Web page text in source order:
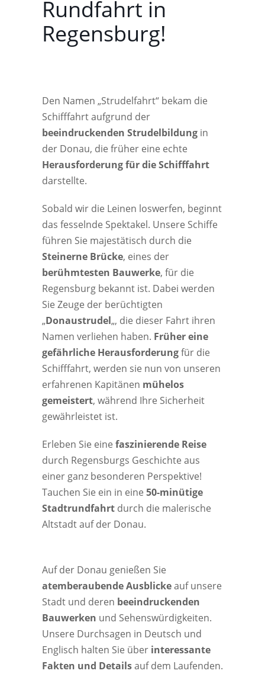
Rundfahrt in
Regensburg!
Den Namen „Strudelfahrt“ bekam die
Schifffahrt aufgrund der
beeindruckenden Strudelbildungin
der Donau, die früher eine echte
Herausforderung für die Schifffahrt
darstellte.
Sobald wir die Leinen loswerfen, beginnt
das fesselnde Spektakel. Unsere Schiffe
führen Sie majestätisch durch die
Steinerne Brücke, eines der
berühmtesten Bauwerke, für die
Regensburg bekannt ist. Dabei werden
Sie Zeuge der berüchtigten
„Donaustrudel„, die dieser Fahrt ihren
Namen verliehen haben. Früher eine
gefährliche Herausforderungfür die
Schifffahrt, werden sie nun von unseren
erfahrenen Kapitänen mühelos
gemeistert, während Ihre Sicherheit
gewährleistet ist.
Erleben Sie eine faszinierende Reise
durch Regensburgs Geschichte aus
einer ganz besonderen Perspektive!
Tauchen Sie ein in eine 50-minütige
Stadtrundfahrtdurch die malerische
Altstadt auf der Donau.
Auf der Donau genießen Sie
atemberaubende Ausblickeauf unsere
Stadt und deren beeindruckenden
Bauwerken und Sehenswürdigkeiten.
Unsere Durchsagen in Deutsch und
Englisch halten Sie über interessante
Fakten und Detailsauf dem Laufenden.